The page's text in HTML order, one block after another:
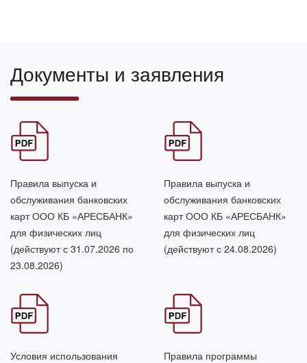
Документы и заявления
Правила выпуска и
обслуживания банковских
карт ООО КБ «АРЕСБАНК»
для физических лиц
(действуют с 31.07.2026 по
23.08.2026)
Правила выпуска и
обслуживания банковских
карт ООО КБ «АРЕСБАНК»
для физических лиц
(действуют с 24.08.2026)
Условия использования
Правила программы